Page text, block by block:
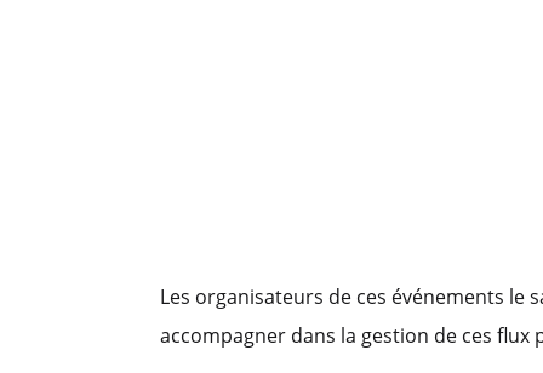
Les organisateurs de ces événements le
accompagner dans la gestion de ces flux